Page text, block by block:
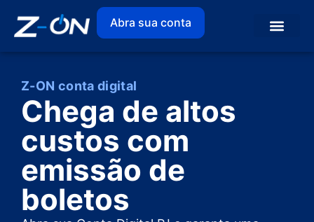
Abra sua conta
Z-ON conta digital
Chega de altos
custos com
emissão de
boletos